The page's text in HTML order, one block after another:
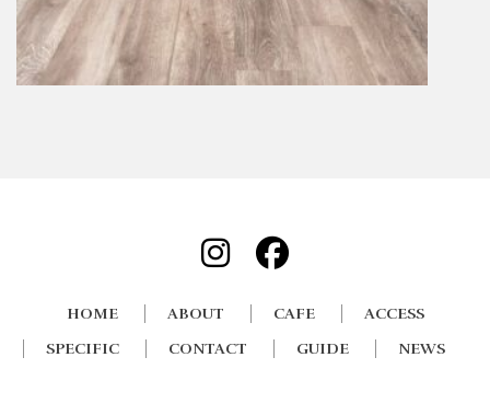
HOME ABOUT CAFE
ACCESS
SPECIFIC
CONTACT GUIDE NEWS